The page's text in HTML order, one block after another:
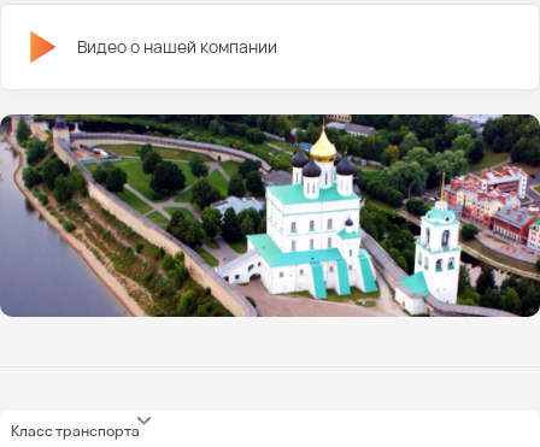
Видео о нашей компании
Класс транспорта